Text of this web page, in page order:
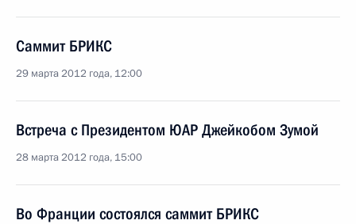
Саммит БРИКС
29 марта 2012 года, 12:00
Встреча с Президентом ЮАР Джейкобом Зумой
28 марта 2012 года, 15:00
Во Франции состоялся саммит БРИКС